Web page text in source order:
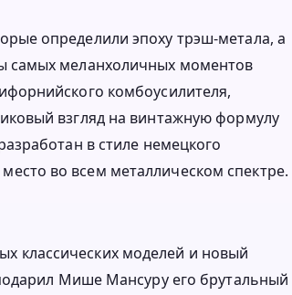
определили эпоху трэш-метала, а
самых меланхоличных моментов
комбоусилителя,
взгляд на винтажную формулу
в стиле немецкого
во всем металлическом спектре.
классических моделей и новый
Мише Мансуру его брутальный